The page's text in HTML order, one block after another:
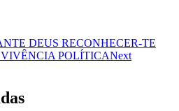
DEUS RECONHECER-TE
POLÍTICANext